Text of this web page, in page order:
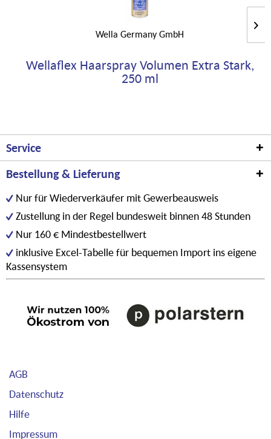
Wella Germany GmbH
Wellaflex Haarspray Volumen Extra Stark,
250 ml
Service
Bestellung & Lieferung
Nur für Wiederverkäufer mit Gewerbeausweis
Zustellung in der Regel bundesweit binnen 48 Stunden
Nur 160 € Mindestbestellwert
inklusive Excel-Tabelle für bequemen Import ins eigene
Kassensystem
AGB
Datenschutz
Hilfe
Impressum